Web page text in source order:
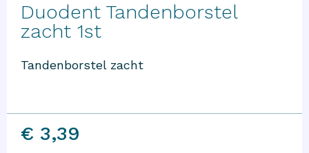
Duodent Tandenborstel
zacht 1st
Tandenborstel zacht
€ 3,39